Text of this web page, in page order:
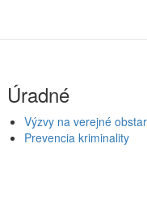
Úradné
Výzvy na verejné
Prevencia kriminality